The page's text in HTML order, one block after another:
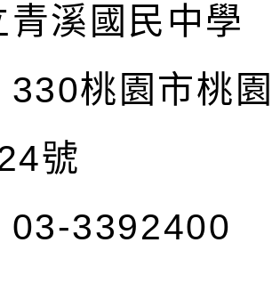
青溪國民中學
330桃園市桃
號
03-3392400